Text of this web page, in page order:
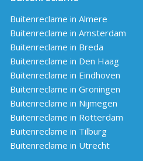
Buitenreclame in Almere
Buitenreclame in Amsterdam
Buitenreclame in Breda
Buitenreclame in Den Haag
Buitenreclame in Eindhoven
Buitenreclame in Groningen
Buitenreclame in Nijmegen
Buitenreclame in Rotterdam
Buitenreclame in Tilburg
Buitenreclame in Utrecht